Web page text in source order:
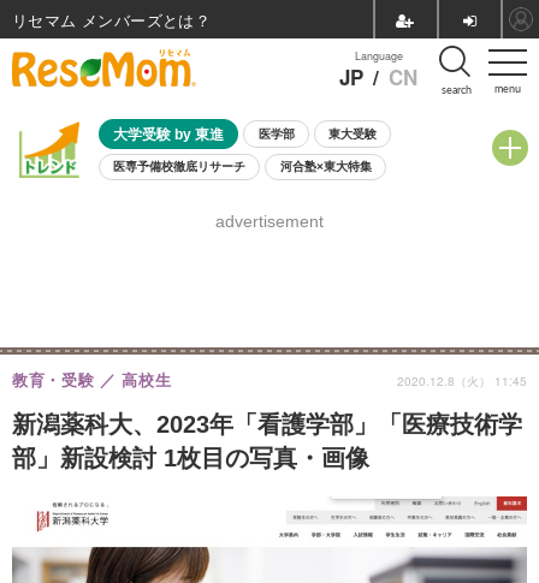
menu
Language
JP / CN search
大学受験 by 東進 医学部 東大受験
医専予備校徹底リサーチ 河合塾×東大特集
8月開催学校説明会・相談会
advertisement
新潟薬科大、2023年「看護学部」「医療技術学
部」新設検討 1枚目の写真・画像
教育・受験 高校生 2020.12.8（火） 11:45
リセマム メンバーズ